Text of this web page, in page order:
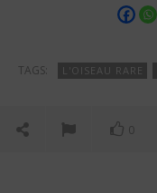
TAGS: L'OISEAU RARE
0